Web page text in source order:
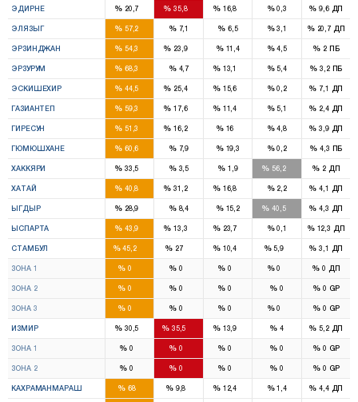
ЭДИРНЕ %20,7 % 35,8 %16,8 %0,3 % 9,6 ДП
ЭЛЯЗЫГ %57,2 %7,1 % 6,5 %3,1 %20,7 ДП
ЭРЗИНДЖАН %54,3 % 23,9 %11,4 %4,5 %2 ПБ
ЭРЗУРУМ %68,3 %4,7 %13,1 %5,4 % 3,2 ПБ
ЭСКИШЕХИР %44,5 % 25,4 %15,6 %0,2 % 7,1 ДП
ГАЗИАНТЕП %59,3 % 17,6 %11,4 %5,1 % 2,4 ДП
ГИРЕСУН %51,3 % 16,2 %16 %4,8 % 3,9 ДП
ГЮМЮШХАНЕ %60,6 %7,9 %19,3 %0,2 % 4,3 ПБ
ХАККЯРИ %33,5 %3,5 % 1,9 % 56,2 %2 ДП
ХАТАЙ %40,8 % 31,2 %16,8 %2,2 % 4,1 ДП
ЫГДЫР %28,9 %8,4 %15,2 % 40,5 % 4,3 ДП
ЫСПАРТА %43,9 % 13,3 %23,7 %0,1 %12,3 ДП
СТАМБУЛ %45,2 %27 %10,4 %5,9 % 3,1 ДП
ЗОНА 1 %0 %0 % 0 %0 %0 ДП
ЗОНА 2 %0 %0 % 0 % 0 %0 GP
ЗОНА 3 %0 %0 % 0 %0 %0 GP
ИЗМИР %30,5 %35,5 %13,9 % 4 % 5,2 ДП
ЗОНА 1 % 0 %0 % 0 % 0 %0 GP
ЗОНА 2 % 0 %0 % 0 % 0 %0 GP
КАХРАМАНМАРАШ %68 %9,8 %12,4 %1,4 % 4,4 ДП